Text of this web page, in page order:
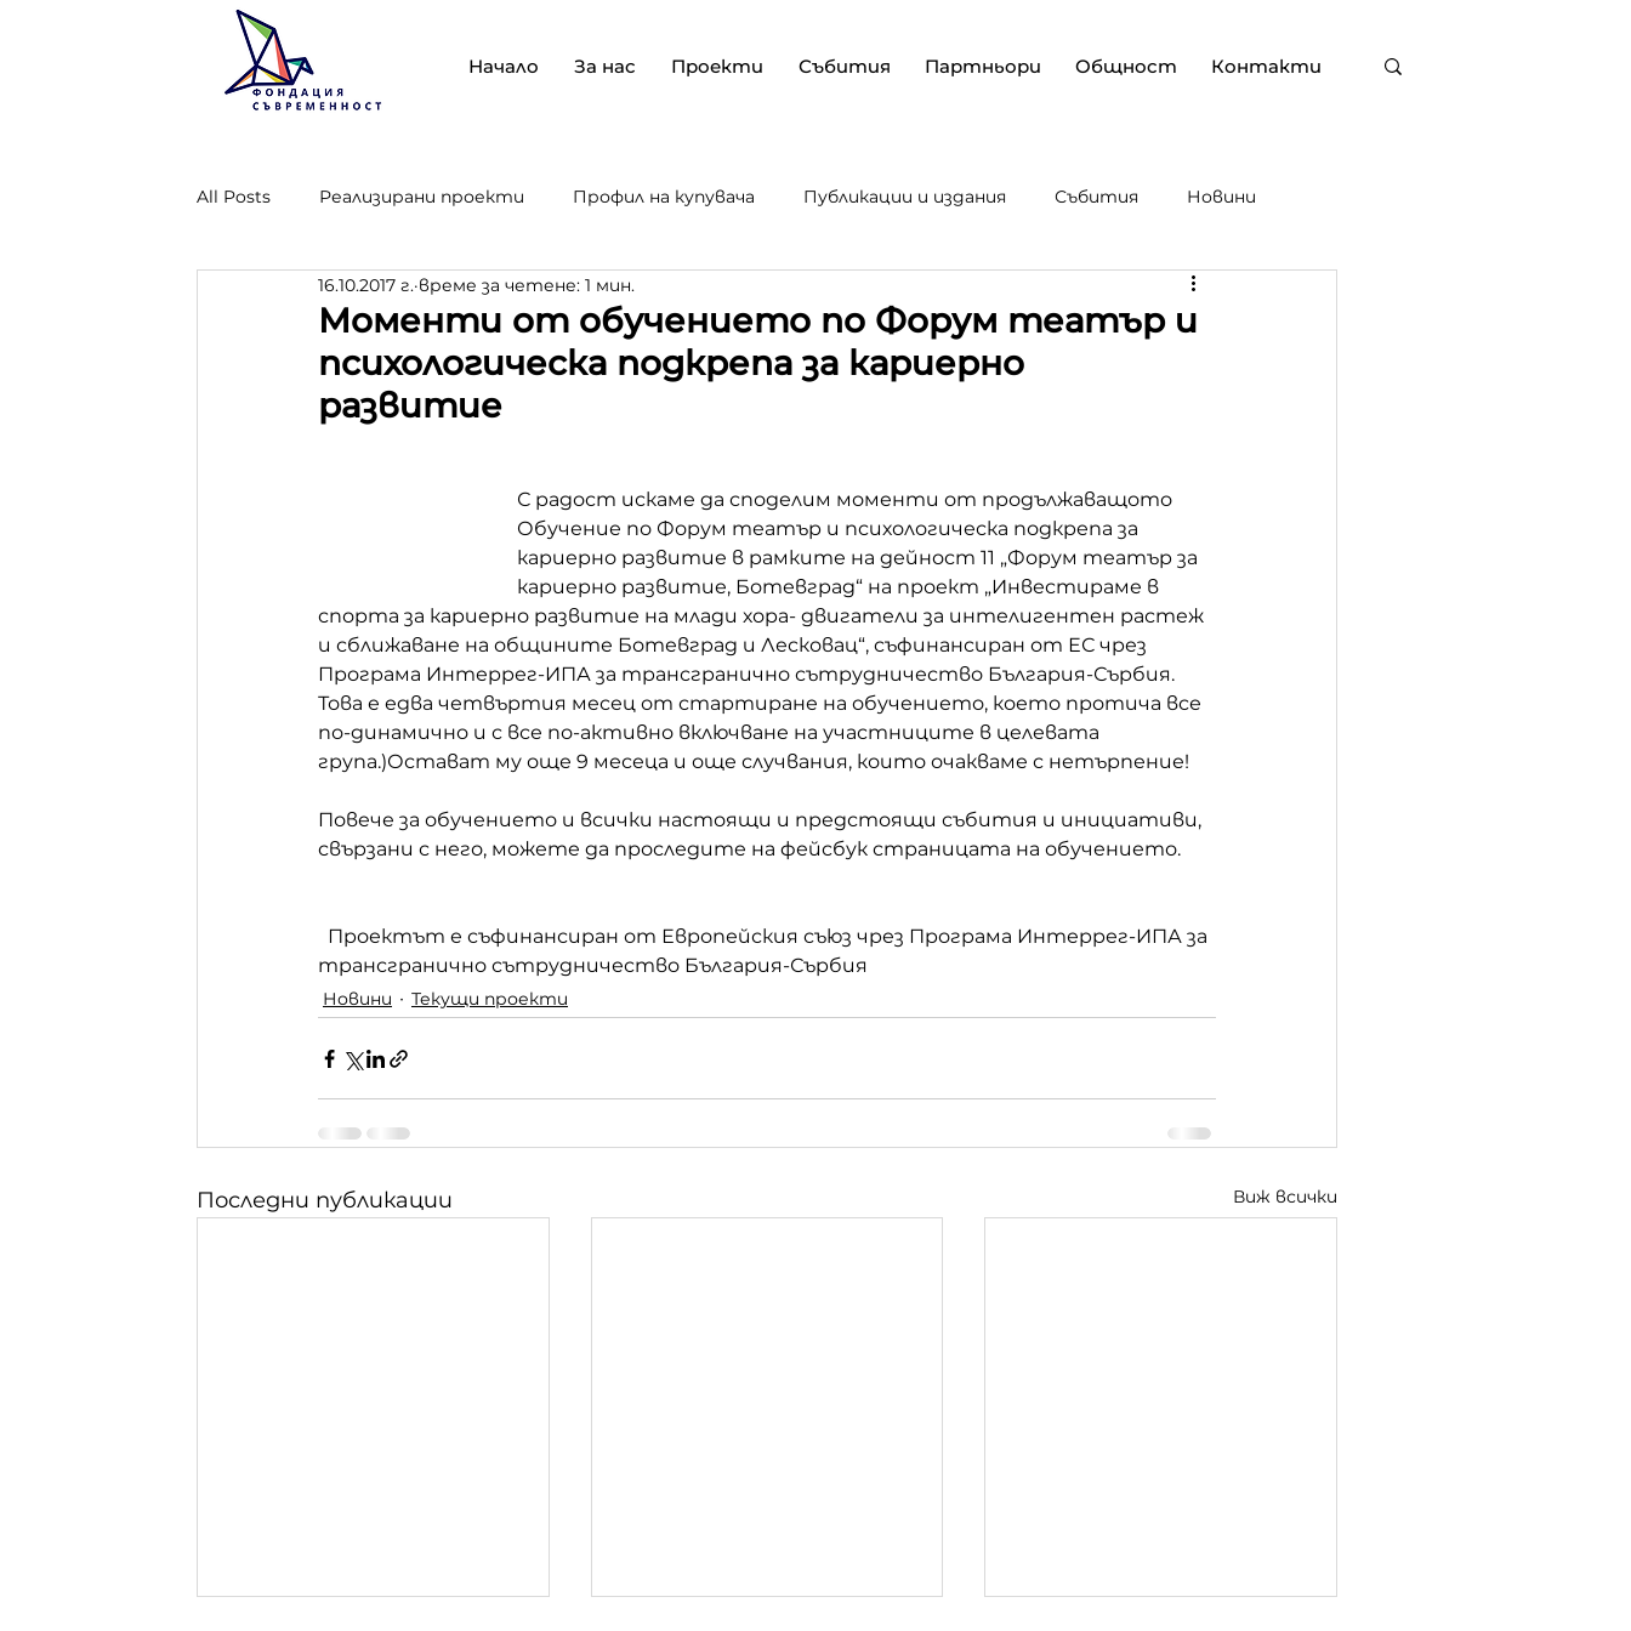
Начало За нас Проекти Събития Партньори Общност Контакти
All Posts Реализирани проекти Профил на купувача Публикации и издания Събития Новини
Проект "Опазване, стопанисване и ра
Моменти от обучението по Форум театър и
психологическа подкрепа за кариерно
развитие
16.10.2017 г. време за четене: 1 мин.
С радост искаме да споделим моменти от продължаващото
Обучение по Форум театър и психологическа подкрепа за
кариерно развитие в рамките на дейност 11 „Форум театър за
кариерно развитие, Ботевград“ на проект „Инвестираме в
спорта за кариерно развитие на млади хора- двигатели за интелигентен растеж
и сближаване на общините Ботевград и Лесковац“, съфинансиран от ЕС чрез
Програма Интеррег-ИПА за трансгранично сътрудничество България-Сърбия.
Това е едва четвъртия месец от стартиране на обучението, което протича все
по-динамично и с все по-активно включване на участниците в целевата
група.)Остават му още 9 месеца и още случвания, които очакваме с нетърпение!
Повече за обучението и всички настоящи и предстоящи събития и инициативи,
свързани с него, можете да проследите на фейсбук страницата на обучението.
трансгранично сътрудничество България-Сърбия
Новини Текущи проекти
Последни публикации Виж всички